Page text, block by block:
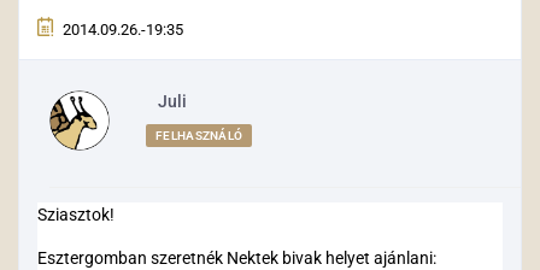
2014.09.26.-19:35
Juli
FELHASZNÁLÓ
Sziasztok!
Esztergomban szeretnék Nektek bivak helyet ajánlani: